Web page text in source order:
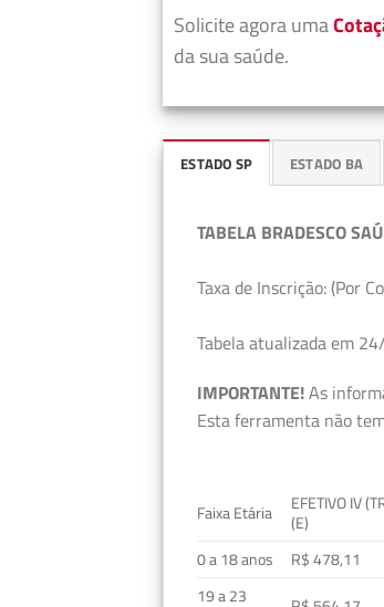
Solicite agora uma
da sua saúde.
ESTADO SP ESTADO BA
TABELA BRADESCO
Taxa de Inscrição: (Por
Tabela atualizada em
IMPORTANTE!As
Esta ferramenta não
Faixa Etária
EFETIVO IV
(E)
0 a 18 anos
R$ 478,11
19 a 23